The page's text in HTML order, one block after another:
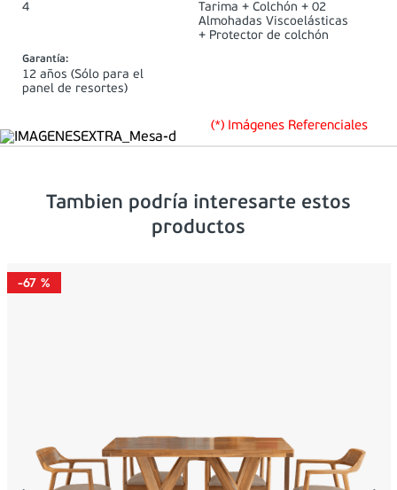
4
Tarima + Colchón + 02
Almohadas Viscoelásticas
+ Protector de colchón
Garantía:
12 años (Sólo para el
panel de resortes)
(*) Imágenes Referenciales
Tambien podría interesarte estos
productos
-67 %